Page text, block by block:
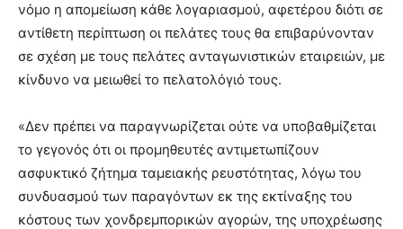
νόμο η απομείωση κάθε λογαριασμού, αφετέρου διότι σε
αντίθετη περίπτωση οι πελάτες τους θα επιβαρύνονταν
σε σχέση με τους πελάτες ανταγωνιστικών εταιρειών, με
κίνδυνο να μειωθεί το πελατολόγιό τους.
«Δεν πρέπει να παραγνωρίζεται ούτε να υποβαθμίζεται
το γεγονός ότι οι προμηθευτές αντιμετωπίζουν
ασφυκτικό ζήτημα ταμειακής ρευστότητας, λόγω του
συνδυασμού των παραγόντων εκ της εκτίναξης του
κόστους των χονδρεμπορικών αγορών, της υποχρέωσης